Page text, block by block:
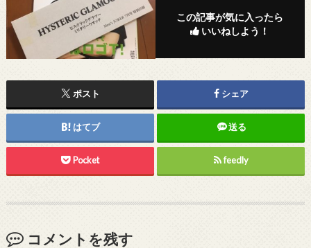
この記事が気に入ったら
いいねしよう！
ポスト シェア
はてブ 送る
Pocket feedly
コメントを残す